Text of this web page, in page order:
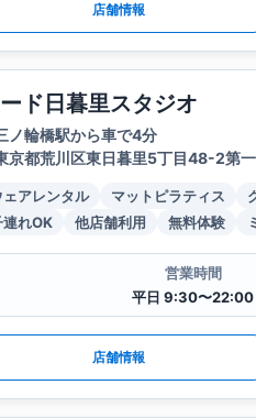
店舗情報
ド日暮里スタジオ
ノ輪橋駅から車で4分
京都荒川区東日暮里5丁目48-2第
ェアレンタル マットピラティス
連れOK
他店舗利用 無料体験
営業時間
平日 9:30〜22:00
店舗情報